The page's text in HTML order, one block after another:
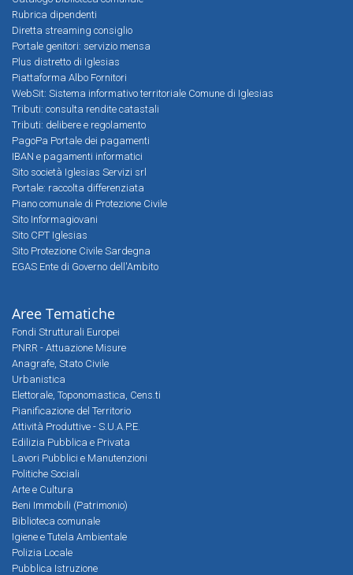
Rubrica dipendenti
Diretta streaming consiglio
Portale genitori: servizio mensa
Plus distretto di Iglesias
Piattaforma Albo Fornitori
WebSit: Sistema informativo territoriale Comune di Iglesias
Tributi: consulta rendite catastali
Tributi: delibere e regolamento
PagoPa Portale dei pagamenti
IBAN e pagamenti informatici
Sito società Iglesias Servizi srl
Portale: raccolta differenziata
Piano comunale di Protezione Civile
Sito Informagiovani
Sito CPT Iglesias
Sito Protezione Civile Sardegna
EGAS Ente di Governo dell'Ambito
Aree Tematiche
Fondi Strutturali Europei
PNRR - Attuazione Misure
Anagrafe, Stato Civile
Urbanistica
Elettorale, Toponomastica, Cens.ti
Pianificazione del Territorio
Attività Produttive - S.U.A.P.E.
Edilizia Pubblica e Privata
Lavori Pubblici e Manutenzioni
Politiche Sociali
Arte e Cultura
Beni Immobili (Patrimonio)
Biblioteca comunale
Igiene e Tutela Ambientale
Polizia Locale
Pubblica Istruzione